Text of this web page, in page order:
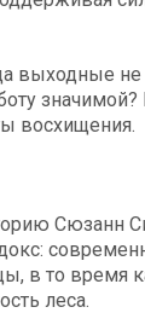
не
восхищения.
Сюзанн
в то время
леса.